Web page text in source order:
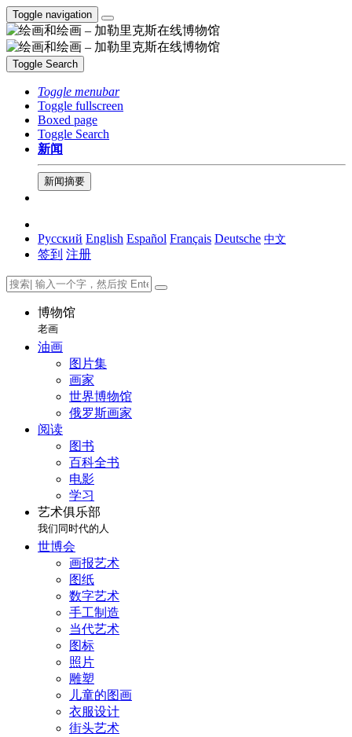
Toggle navigation
Toggle Search
Toggle menubar
Toggle fullscreen
Boxed page
Toggle Search
新闻
新闻摘要
Русский English Español Français Deutsche 中文
签到 注册
博物馆
老画
油画
图片集
画家
世界博物馆
俄罗斯画家
阅读
图书
百科全书
电影
学习
艺术俱乐部
我们同时代的人
世博会
画报艺术
图纸
数字艺术
手工制造
当代艺术
图标
照片
雕塑
儿童的图画
衣服设计
街头艺术